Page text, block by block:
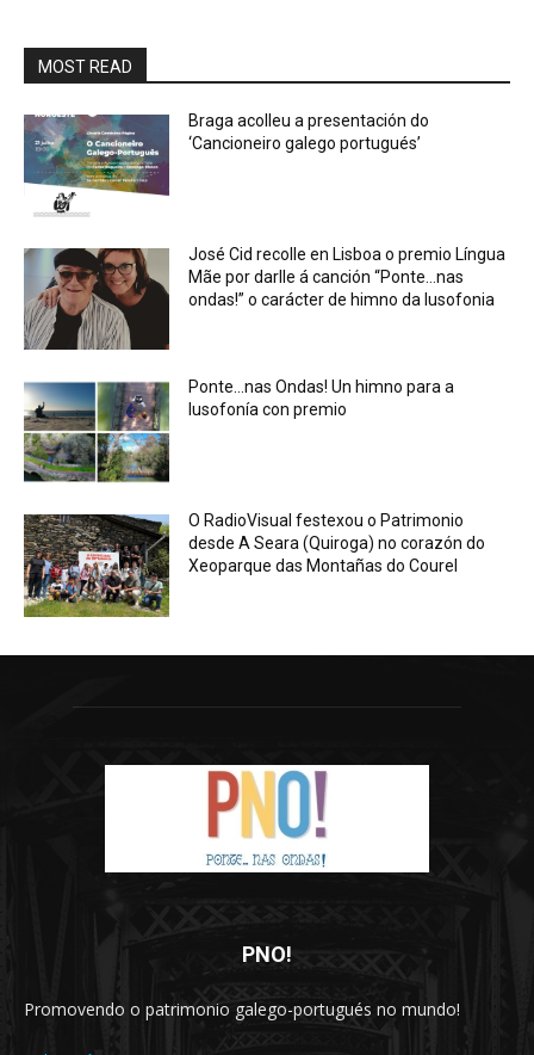
MOST READ
Braga acolleu a presentación do
‘Cancioneiro galego portugués’
José Cid recolle en Lisboa o premio Língua
Mãe por darlle á canción “Ponte…nas
ondas!” o carácter de himno da lusofonia
Ponte…nas Ondas! Un himno para a
lusofonía con premio
O RadioVisual festexou o Patrimonio
desde A Seara (Quiroga) no corazón do
Xeoparque das Montañas do Courel
PNO!
Promovendo o patrimonio galego-portugués no mundo!